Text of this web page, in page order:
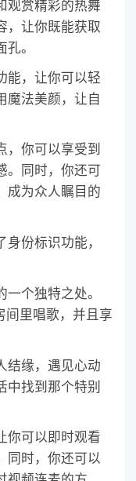
观赏精彩的热舞
，让你既能获取
。
能，让你可以轻
魔法美颜，让自
，你可以享受到
同时，你还可
成为众人瞩目的
份标识功能，
个独特之处。
间里唱歌，并且享
结缘，遇见心动
中找到那个特别
你可以即时观看
同时，你还可以